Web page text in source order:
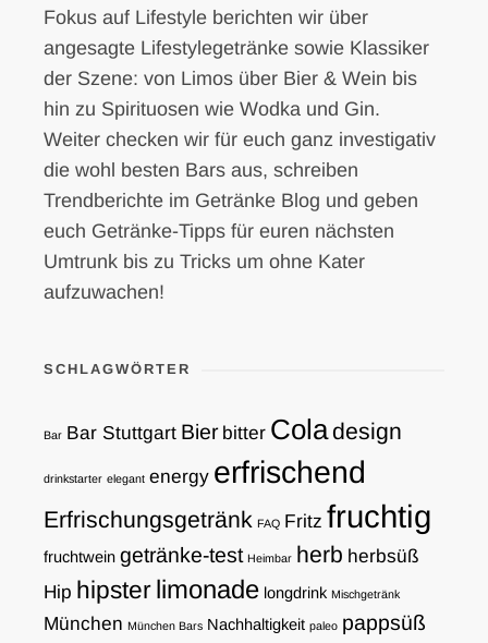
Fokus auf Lifestyle berichten wir über
angesagte Lifestylegetränke sowie Klassiker
der Szene: von Limos über Bier & Wein bis
hin zu Spirituosen wie Wodka und Gin.
Weiter checken wir für euch ganz investigativ
die wohl besten Bars aus, schreiben
Trendberichte im Getränke Blog und geben
euch Getränke-Tipps für euren nächsten
Umtrunk bis zu Tricks um ohne Kater
aufzuwachen!
SCHLAGWÖRTER
Bar Bar Stuttgart Bier bitter Coladesign
drinkstarter elegant energy erfrischend
Erfrischungsgetränk FAQ Fritz fruchtig
fruchtwein getränke-test Heimbar herb herbsüß
Hip hipsterlimonade longdrink Mischgetränk
München München Bars Nachhaltigkeit paleo pappsüß